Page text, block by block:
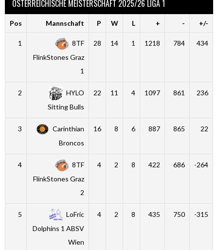
ÖSTERREICHISCHE MEISTERSCHAFT 2025/26 LIGA 1
Pos Mannschaft P W L + - +/-
1
8TF
FlinkStones Graz
1
28 14 1 1218 784 434
2
HYLO
Sitting Bulls
22 11 4 1097 861 236
3
Carinthian
Broncos
16 8 6 887 865 22
4
8TF
FlinkStones Graz
2
4 2 8 422 686 -264
5
LoFric
Dolphins 1 ABSV
Wien
4 2 8 435 750 -315